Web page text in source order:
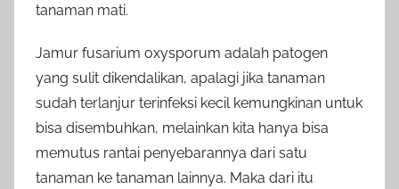
tanaman mati.
Jamur fusarium oxysporum adalah patogen
yang sulit dikendalikan, apalagi jika tanaman
sudah terlanjur terinfeksi kecil kemungkinan untuk
bisa disembuhkan, melainkan kita hanya bisa
memutus rantai penyebarannya dari satu
tanaman ke tanaman lainnya. Maka dari itu